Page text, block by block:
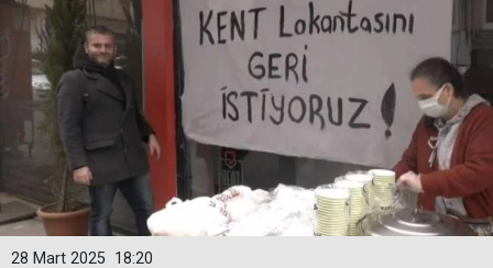
18:20
28 Mart 2025